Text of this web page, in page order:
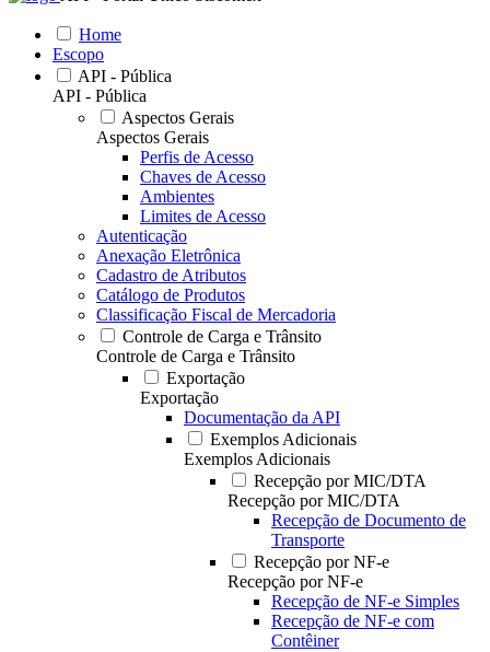
Home
Escopo
API - Pública
API - Pública
Aspectos Gerais
Aspectos Gerais
Perfis de Acesso
Chaves de Acesso
Ambientes
Limites de Acesso
Autenticação
Anexação Eletrônica
Cadastro de Atributos
Catálogo de Produtos
Classificação Fiscal de Mercadoria
Controle de Carga e Trânsito
Controle de Carga e Trânsito
Exportação
Exportação
Documentação da API
Exemplos Adicionais
Exemplos Adicionais
Recepção por MIC/DTA
Recepção por MIC/DTA
Recepção de Documento de
Transporte
Recepção por NF-e
Recepção por NF-e
Recepção de NF-e Simples
Recepção de NF-e com
Contêiner